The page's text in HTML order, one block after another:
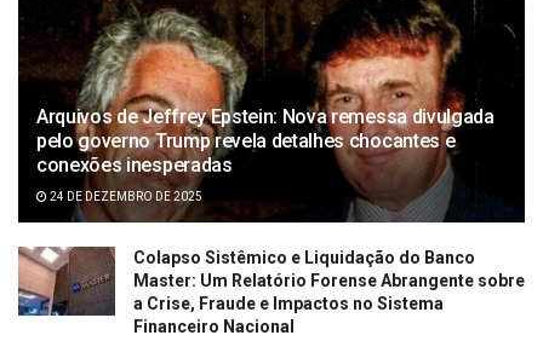
Arquivos de Jeffrey Epstein: Nova remessa divulgada
pelo governo Trump revela detalhes chocantes e
conexões inesperadas
24 DE DEZEMBRO DE 2025
Colapso Sistêmico e Liquidação do Banco
Master: Um Relatório Forense Abrangente sobre
a Crise, Fraude e Impactos no Sistema
Financeiro Nacional